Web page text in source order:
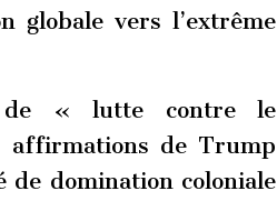
globale vers l’extrême
de « lutte contre le
affirmations de Trump
de domination coloniale